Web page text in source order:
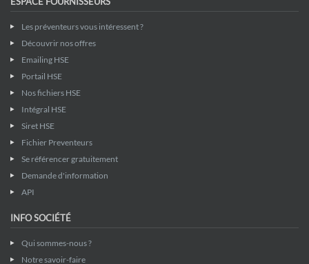
Les préventeurs vous intéressent ?
Découvrir nos offres
Emailing HSE
Portail HSE
Nos fichiers HSE
Intégral HSE
Siret HSE
Fichier Preventeurs
Se référencer gratuitement
Demande d'information
API
INFO SOCIÉTÉ
Qui sommes-nous ?
Notre savoir-faire